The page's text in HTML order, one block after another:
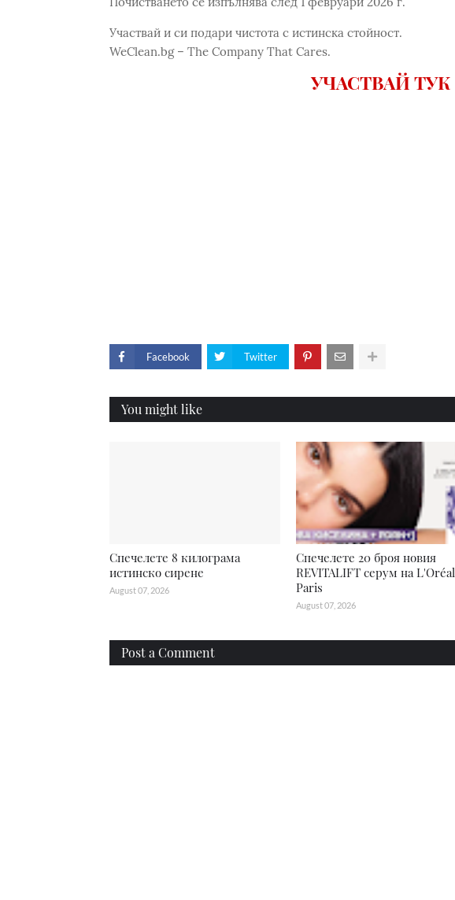
Участвай и си подари чистота с истинска стойност.
WeClean.bg – The Company That Cares.
УЧАСТВАЙ ТУК
Facebook Twitter
You might like
Спечелете 8 килограма
истинско сирене
August 07, 2026
Спечелете 20 броя новия
REVITALIFT серум на L'Oréal
Paris
August 07, 2026
Post a Comment